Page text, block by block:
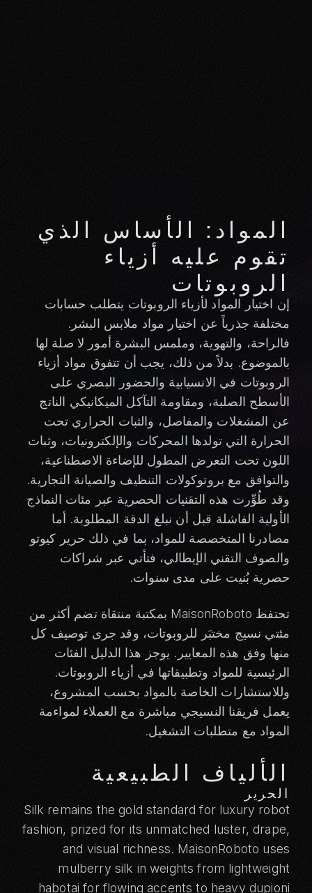
المواد: الأساس الذي
تقوم عليه أزياء
الروبوتات
إن اختيار المواد لأزياء الروبوتات يتطلب حسابات
مختلفة جذرياً عن اختيار مواد ملابس البشر.
فالراحة، والتهوية، وملمس البشرة أمور لا صلة لها
بالموضوع. بدلاً من ذلك، يجب أن تتفوق مواد أزياء
الروبوتات في الانسيابية والحضور البصري على
الأسطح الصلبة، ومقاومة التآكل الميكانيكي الناتج
عن المشغلات والمفاصل، والثبات الحراري تحت
الحرارة التي تولدها المحركات والإلكترونيات، وثبات
اللون تحت التعرض المطول للإضاءة الاصطناعية،
والتوافق مع بروتوكولات التنظيف والصيانة التجارية.
وقد طُوِّرت هذه التقنيات الحصرية عبر مئات النماذج
الأولية الفاشلة قبل أن نبلغ الدقة المطلوبة. أما
مصادرنا المتخصصة للمواد، بما في ذلك حرير كيوتو
والصوف التقني الإيطالي، فتأتي عبر شراكات
حصرية بُنيت على مدى سنوات.
تحتفظ MaisonRoboto بمكتبة منتقاة تضم أكثر من
مئتي نسيج مختبَر للروبوتات، وقد جرى توصيف كل
منها وفق هذه المعايير. يوجز هذا الدليل الفئات
الرئيسية للمواد وتطبيقاتها في أزياء الروبوتات.
وللاستشارات الخاصة بالمواد بحسب المشروع،
يعمل فريقنا النسيجي مباشرة مع العملاء لمواءمة
المواد مع متطلبات التشغيل.
الألياف الطبيعية
الحرير
Silk remains the gold standard for luxury robot
fashion, prized for its unmatched luster, drape,
and visual richness. MaisonRoboto uses
mulberry silk in weights from lightweight
habotai for flowing accents to heavy dupioni